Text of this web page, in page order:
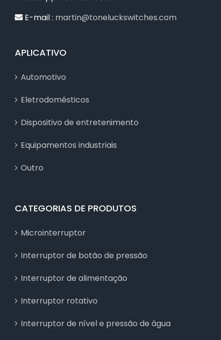
E-mail : martin@toneluckswitches.com
APLICATIVO
Automotivo
Eletrodomésticos
Dispositivo de entretenimento
Equipamentos industriais
Outro
CATEGORIAS DE PRODUTOS
Microinterruptor
Interruptor de botão de pressão
Interruptor de alimentação
Interruptor rotativo
Interruptor de nível e pressão de água